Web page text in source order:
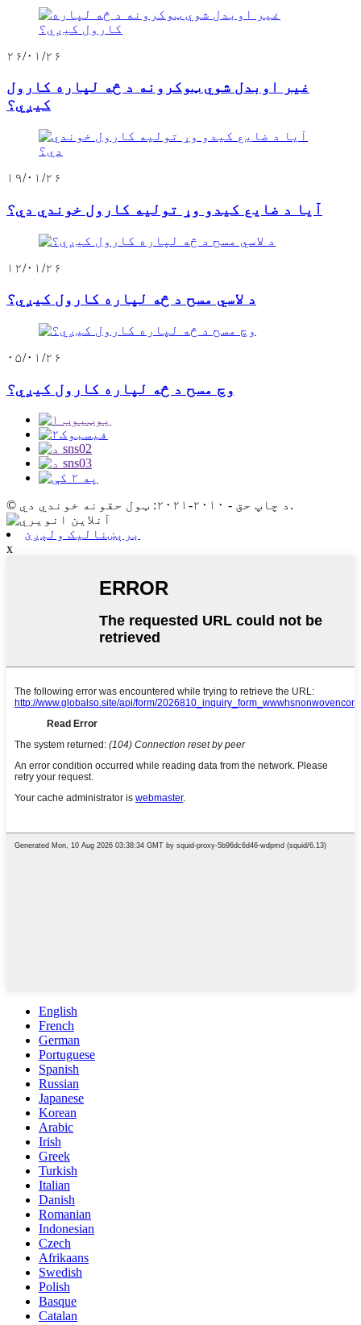
۲۶/۰۱/۲۶
غیر اوبدل شوي ټوکرونه د څه لپاره کارول
کیږي؟
۱۹/۰۱/۲۶
آیا د ضایع کیدو وړ تولیه کارول خوندي دي؟
۱۲/۰۱/۲۶
د لاسي مسح د څه لپاره کارول کیږي؟
۰۵/۰۱/۲۶
وچ مسح د څه لپاره کارول کیږي؟
© د چاپ حق - ۲۰۱۰-۲۰۲۱: ټول حقونه خوندي دي.
برېښنالیک ولېږئ
x
English
French
German
Portuguese
Spanish
Russian
Japanese
Korean
Arabic
Irish
Greek
Turkish
Italian
Danish
Romanian
Indonesian
Czech
Afrikaans
Swedish
Polish
Basque
Catalan